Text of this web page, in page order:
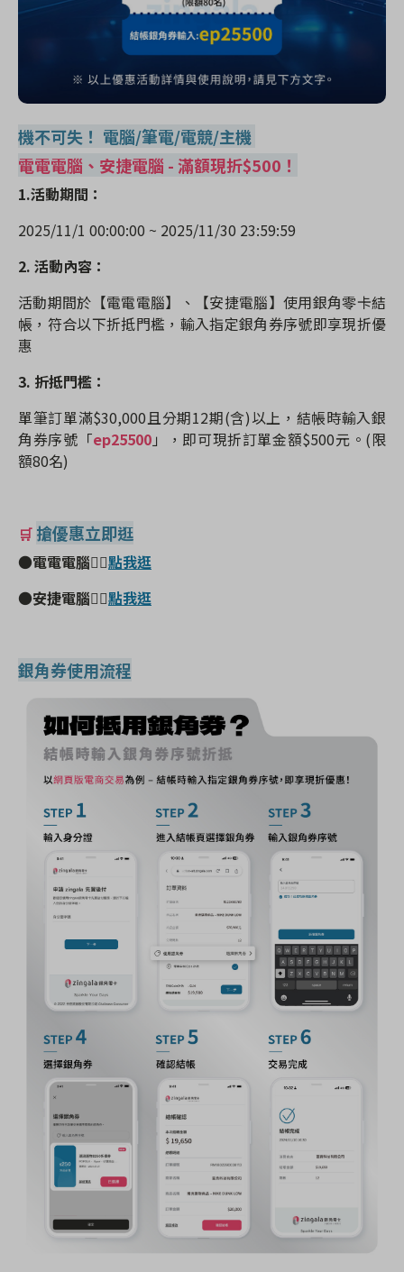
機不可失！ 電腦/筆電/電競/主機
電電電腦、安捷電腦 - 滿額現折$500！
1.活動期間：
2025/11/1 00:00:00 ~ 2025/11/30 23:59:59
2. 活動內容：
活動期間於【電電電腦】、【安捷電腦】使用銀角零卡結
帳，符合以下折抵門檻，輸入指定銀角券序號即享現折優
惠
3. 折抵門檻：
單筆訂單滿$30,000且分期12期(含)以上， 結帳時輸入銀
角券序號「ep25500 」
，即可現折訂單金額$500元。(限
額80名)
🛒 搶優惠立即逛
●電電電腦👉🏻點我逛
●安捷電腦👉🏻點我逛
銀角券使用流程